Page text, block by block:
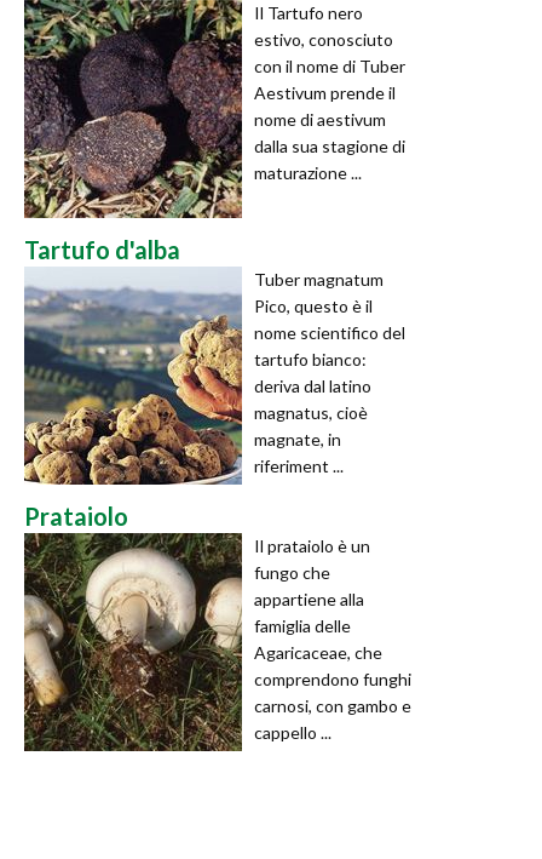
Il Tartufo nero
estivo, conosciuto
con il nome di Tuber
Aestivum prende il
nome di aestivum
dalla sua stagione di
maturazione ...
Tartufo d'alba
Tuber magnatum
Pico, questo è il
nome scientifico del
tartufo bianco:
deriva dal latino
magnatus, cioè
magnate, in
riferiment ...
Prataiolo
Il prataiolo è un
fungo che
appartiene alla
famiglia delle
Agaricaceae, che
comprendono funghi
carnosi, con gambo e
cappello ...